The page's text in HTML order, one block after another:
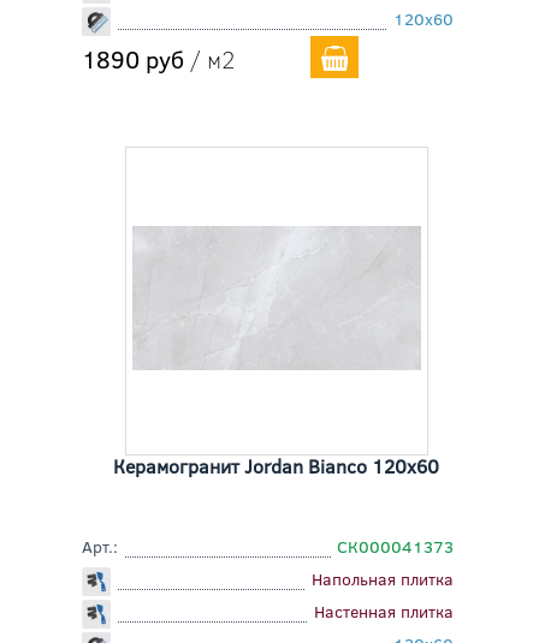
120x60
1890 руб / м2
Керамогранит Jordan Bianco 120x60
Арт.:
СК000041373
Напольная плитка
Настенная плитка